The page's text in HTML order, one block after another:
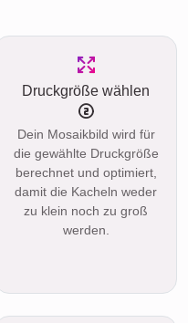
Druckgröße wählen
Dein Mosaikbild wird für
die gewählte Druckgröße
berechnet und optimiert,
damit die Kacheln weder
zu klein noch zu groß
werden.